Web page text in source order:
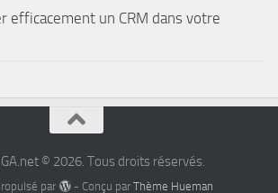
efficacement un CRM dans votre
© 2026. Tous droits réservés.
par - Conçu par Thème Hueman